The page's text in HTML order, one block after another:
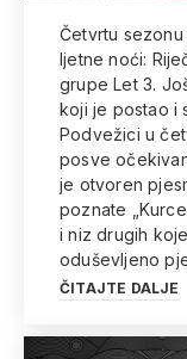
Četvrtu
ljetne noći:
grupe Let 3.
koji je postao i
Podvežici u
posve
je otvoren
poznate
i niz drugih
oduševljeno
ČITAJTE DALJE